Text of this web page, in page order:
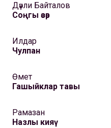
Дәүли Байталов
Соңгы әсәр
Илдар
Чулпан
Өмет
Гашыйклар тавы
Рамазан
Назлы кияү